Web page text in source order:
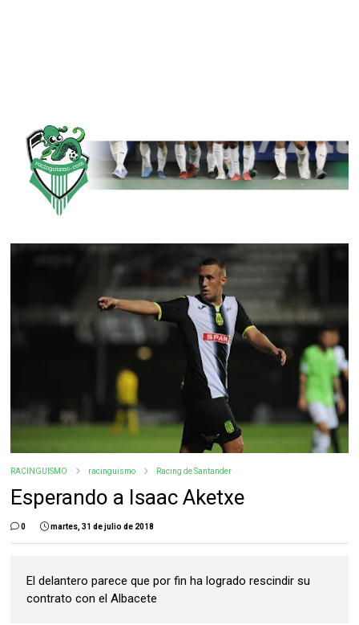
RACINGUISMO racinguismo Racing de Santander
Esperando a Isaac Aketxe
0 martes, 31 de julio de 2018
El delantero parece que por fin ha logrado rescindir su
contrato con el Albacete